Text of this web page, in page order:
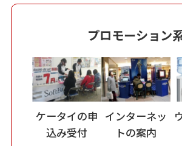
プロモーション
ケータイの申
込み受付
インターネッ
トの案内